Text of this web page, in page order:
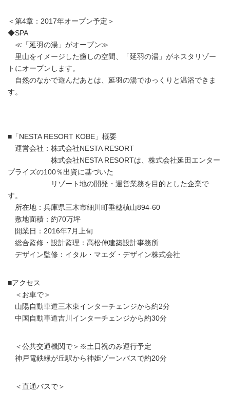
＜第4章：2017年オープン予定＞
◆SPA
≪「延羽の湯」がオープン≫
里山をイメージした癒しの空間、「延羽の湯」がネスタリゾー
トにオープンします。
自然のなかで遊んだあとは、延羽の湯でゆっくりと温浴できま
す。
■「NESTA RESORT KOBE」概要
運営会社：株式会社NESTA RESORT
株式会社NESTA RESORTは、株式会社延田エンター
プライズの100％出資に基づいた
リゾート地の開発・運営業務を目的とした企業で
す。
所在地：兵庫県三木市細川町垂穂槙山894-60
敷地面積：約70万坪
開業日：2016年7月上旬
総合監修・設計監理：高松伸建築設計事務所
デザイン監修：イタル・マエダ・デザイン株式会社
■アクセス
＜お車で＞
山陽自動車道三木東インターチェンジから約2分
中国自動車道吉川インターチェンジから約30分
＜公共交通機関で＞※土日祝のみ運行予定
神戸電鉄緑が丘駅から神姫ゾーンバスで約20分
＜直通バスで＞